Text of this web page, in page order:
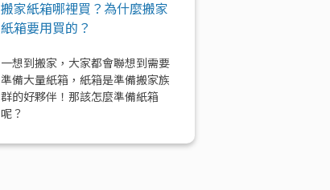
搬家紙箱哪裡買？為什麼搬家
紙箱要用買的？
一想到搬家，大家都會聯想到需要
準備大量紙箱，紙箱是準備搬家族
群的好夥伴！那該怎麼準備紙箱
呢？